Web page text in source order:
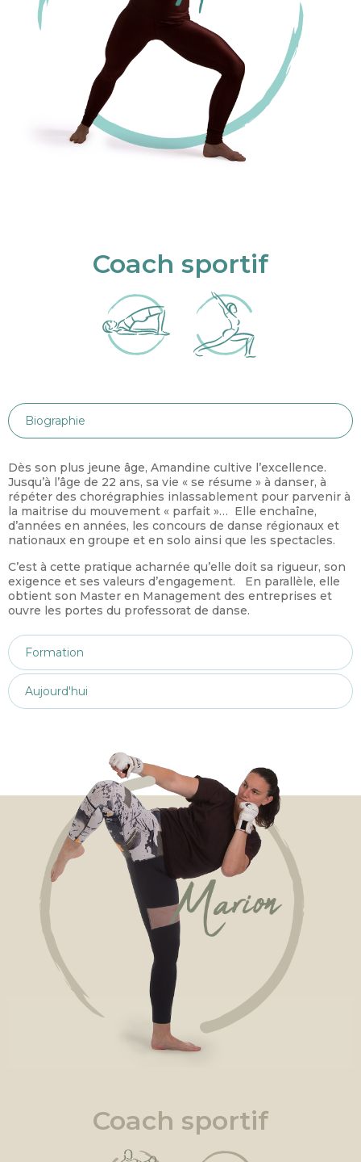
Coach sportif
Biographie
Dès son plus jeune âge, Amandine cultive l’excellence.
Jusqu’à l’âge de 22 ans, sa vie « se résume » à danser, à
répéter des chorégraphies inlassablement pour parvenir à
la maitrise du mouvement « parfait »… Elle enchaîne,
d’années en années, les concours de danse régionaux et
nationaux en groupe et en solo ainsi que les spectacles.
C’est à cette pratique acharnée qu’elle doit sa rigueur, son
exigence et ses valeurs d’engagement. En parallèle, elle
obtient son Master en Management des entreprises et
ouvre les portes du professorat de danse.
Formation
Aujourd'hui
Coach sportif